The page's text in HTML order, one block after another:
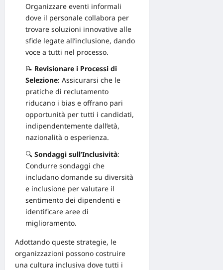
Organizzare eventi informali
dove il personale collabora per
trovare soluzioni innovative alle
sfide legate all’inclusione, dando
voce a tutti nel processo.
📝 Revisionare i Processi di
Selezione: Assicurarsi che le
pratiche di reclutamento
riducano i bias e offrano pari
opportunità per tutti i candidati,
indipendentemente dall’età,
nazionalità o esperienza.
🔍 Sondaggi sull’Inclusività:
Condurre sondaggi che
includano domande su diversità
e inclusione per valutare il
sentimento dei dipendenti e
identificare aree di
miglioramento.
Adottando queste strategie, le
organizzazioni possono costruire
una cultura inclusiva dove tutti i